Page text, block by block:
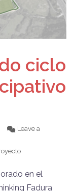
ciclo
Leave a
en el
Fadura